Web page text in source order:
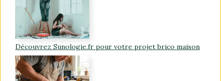
Découvrez Sunologie.fr pour votre projet brico maison